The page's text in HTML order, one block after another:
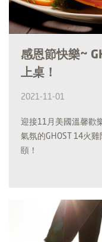
感恩節快樂~
上桌！
2021-11-01
迎接11月美國溫馨歡
氣氛的GHOST 14火
頤！